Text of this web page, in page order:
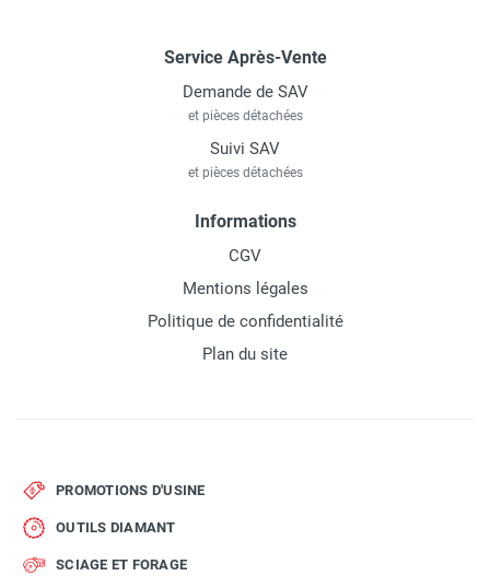
Service Après-Vente
Demande de SAV
et pièces détachées
Suivi SAV
et pièces détachées
Informations
CGV
Mentions légales
Politique de confidentialité
Plan du site
PROMOTIONS D'USINE
OUTILS DIAMANT
SCIAGE ET FORAGE